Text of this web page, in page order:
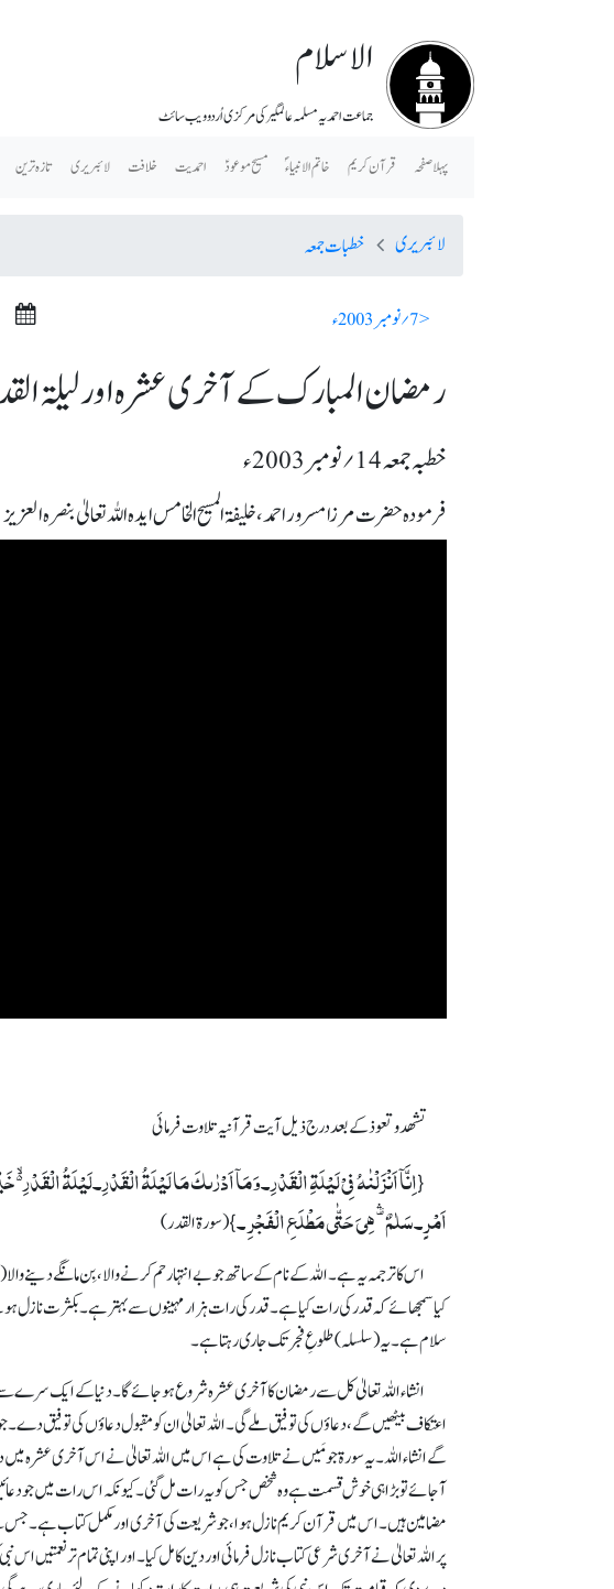
الاسلام
جماعت احمدیہ مسلمہ عالمگیر کی مرکزی اُردو ویب سائٹ
پہلا صفحہ قرآن کریم خاتم الانبیاء ؐ مسیح موعودؑ احمدیت خلافت لائبریری تازہ ترین
لائبریری خطبات جمعہ
< 7؍ نومبر 2003ء
رمضان المبارک کے آخری عشرہ اور لیلۃ
خطبہ جمعہ 14؍ نومبر 2003ء
فرمودہ حضرت مرزا مسرور احمد، خلیفۃ المسیح الخامس ایدہ اللہ تعالیٰ بنصرہ العزیز
تشھدوتعوذکے بعددرج ذیل آیت قرآنیہ تلاوت فرمائی
{اِنَّاۤ اَنۡزَلۡنٰہُ فِیۡ لَیۡلَۃِ الۡقَدۡرِ۔وَ مَاۤ اَدۡرٰٮکَ مَا لَیۡلَۃُ الۡقَدۡرِ۔لَیۡلَۃُ
اَمۡرٍ۔سَلٰمٌ ۟ۛ ہِیَ حَتّٰی مَطۡلَعِ الۡفَجۡرِ ۔}(سورۃ القدر)
اس کاترجمہ یہ ہے۔ اللہ کے نام کے ساتھ جو بے انتہا رحم کرنے والا، بِن مانگے دینے
کیا سمجھائے کہ قدر کی رات کیا ہے۔ قدر کی رات ہزار مہینوں سے بہتر ہے۔ بکثرت
سلام ہے۔ یہ (سلسلہ) طلوعِ فجر تک جاری رہتا ہے۔
انشاء اللہ تعالیٰ کل سے رمضان کا آخری عشرہ شروع ہوجائے گا۔ دنیا کے ایک
اعتکاف بیٹھیں گے، دعاؤں کی توفیق ملے گی۔ اللہ تعالیٰ ان کو مقبول دعاؤں کی توفیق
گے انشاء اللہ۔ یہ سورۃ جو مَیں نے تلاوت کی ہے اس میں اللہ تعالیٰ نے اس آخری عشرہ
آجائے توبڑا ہی خوش قسمت ہے وہ شخص جس کو یہ رات مل گئی۔ کیونکہ اس رات میں جو دعائیں
مضامین ہیں۔ اس میں قرآن کریم نازل ہوا، جو شریعت کی آخری اور مکمل کتاب ہے۔
پراللہ تعالیٰ نے آخری شرعی کتاب نازل فرمائی اور دین کامل کیا۔ اور اپنی تمام ترنعمتیں اس